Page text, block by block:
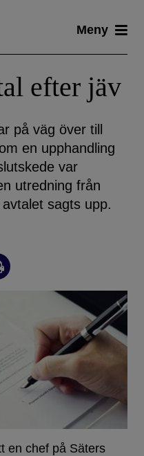
Meny
efter jäv
på väg över till
en upphandling
var
utredning från
sagts upp.
en chef på Säters